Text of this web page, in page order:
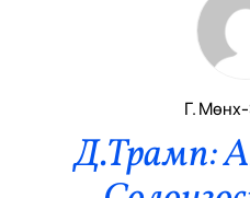
Эдийн Засаг
Г.
Д.Трамп: